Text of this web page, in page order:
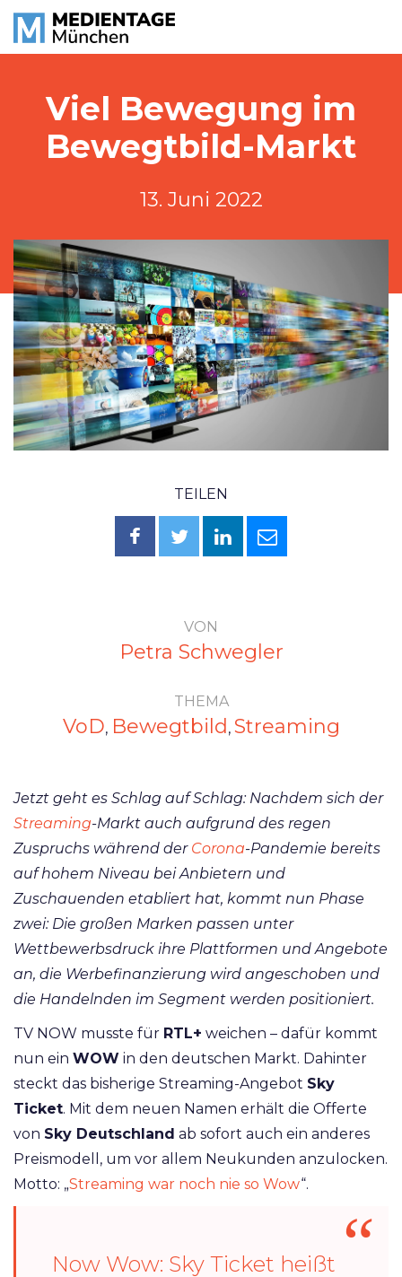
Viel Bewegung im
Bewegtbild-Markt
13. Juni 2022
TEILEN
VON
Petra Schwegler
THEMA
VoD, Bewegtbild, Streaming
Jetzt geht es Schlag auf Schlag: Nachdem sich der
Streaming-Markt auch aufgrund des regen
Zuspruchs während der Corona-Pandemie bereits
auf hohem Niveau bei Anbietern und
Zuschauenden etabliert hat, kommt nun Phase
zwei: Die großen Marken passen unter
Wettbewerbsdruck ihre Plattformen und Angebote
an, die Werbefinanzierung wird angeschoben und
die Handelnden im Segment werden positioniert.
TV NOW musste für RTL+ weichen – dafür kommt
nun ein WOW in den deutschen Markt. Dahinter
steckt das bisherige Streaming-Angebot Sky
Ticket. Mit dem neuen Namen erhält die Offerte
von Sky Deutschland ab sofort auch ein anderes
Preismodell, um vor allem Neukunden anzulocken.
Motto: „Streaming war noch nie so Wow“.
Now Wow: Sky Ticket heißt